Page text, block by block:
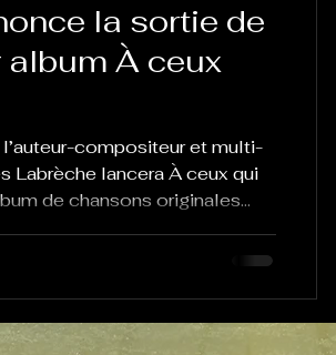
la sortie de
À ceux
compositeur et multi-
Labrèche lancera À ceux qui
de chansons originales
folk-trad.